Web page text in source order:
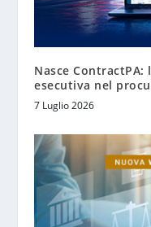
Nasce ContractPA:
esecutiva nel
7 Luglio 2026